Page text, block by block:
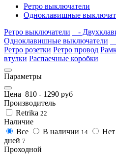
Ретро выключатели
Одноклавишные
Ретро выключатели
-
Одноклавишные выключатели
Ретро розетки Ретро провод
втулки Распаечные коробки
Параметры
Цена 810 - 1290 руб
Производитель
Retrika 22
Наличие
Все
В наличии 14
дней 7
Проходной